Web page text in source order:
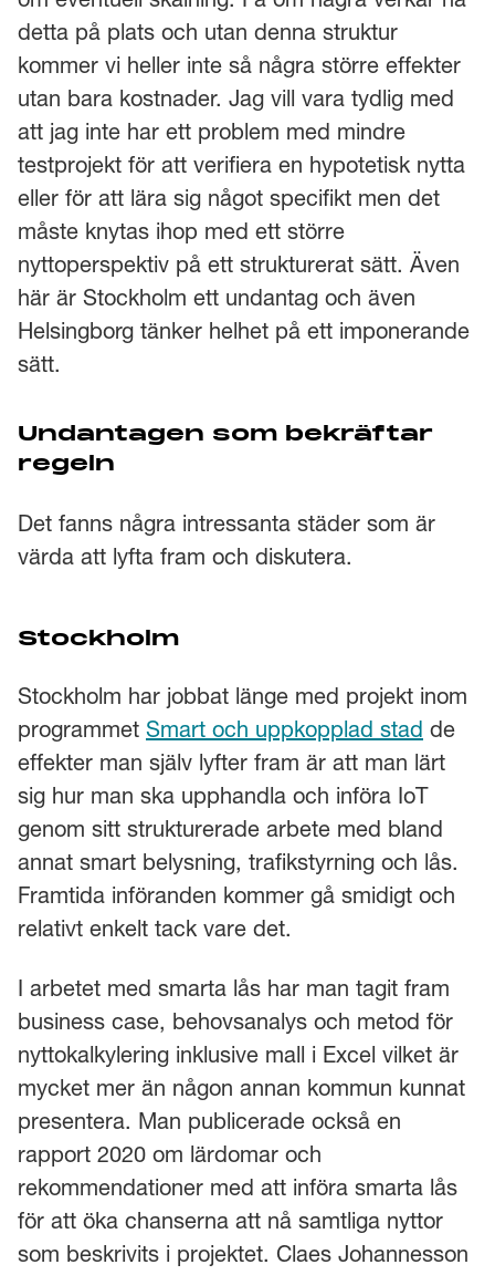
detta på plats och utan denna struktur
kommer vi heller inte så några större effekter
utan bara kostnader. Jag vill vara tydlig med
att jag inte har ett problem med mindre
testprojekt för att verifiera en hypotetisk nytta
eller för att lära sig något specifikt men det
måste knytas ihop med ett större
nyttoperspektiv på ett strukturerat sätt. Även
här är Stockholm ett undantag och även
Helsingborg tänker helhet på ett imponerande
sätt.
Undantagen som bekräftar
regeln
Det fanns några intressanta städer som är
värda att lyfta fram och diskutera.
Stockholm
Stockholm har jobbat länge med projekt inom
programmet Smart och uppkopplad stad de
effekter man själv lyfter fram är att man lärt
sig hur man ska upphandla och införa IoT
genom sitt strukturerade arbete med bland
annat smart belysning, trafikstyrning och lås.
Framtida införanden kommer gå smidigt och
relativt enkelt tack vare det.
I arbetet med smarta lås har man tagit fram
business case, behovsanalys och metod för
nyttokalkylering inklusive mall i Excel vilket är
mycket mer än någon annan kommun kunnat
presentera. Man publicerade också en
rapport 2020 om lärdomar och
rekommendationer med att införa smarta lås
för att öka chanserna att nå samtliga nyttor
som beskrivits i projektet. Claes Johannesson